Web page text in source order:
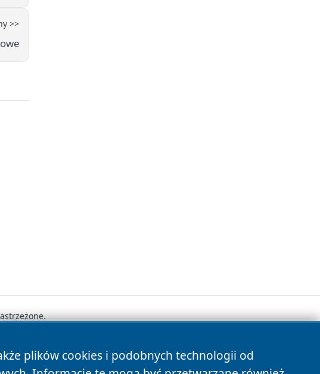
>>
plików cookies i podobnych technologii od
Cookies